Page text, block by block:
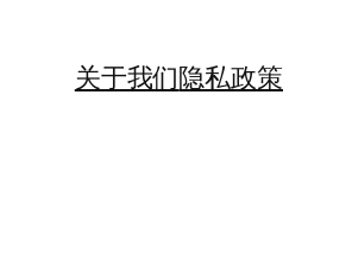
关于我们隐私政策